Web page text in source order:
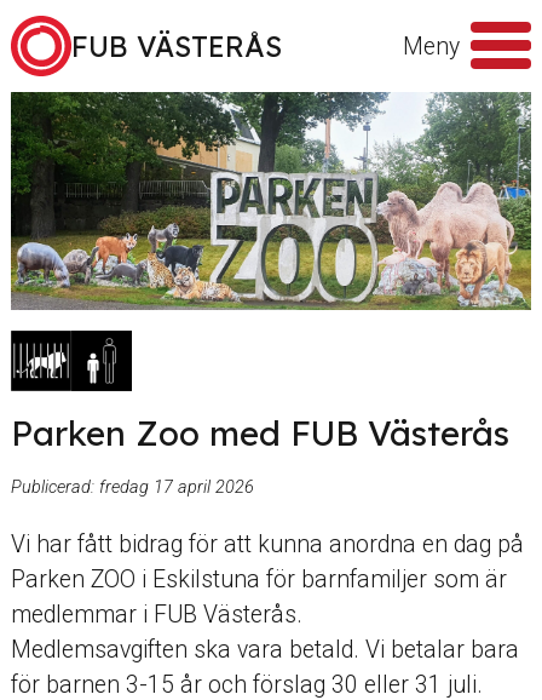
Hoppa till innehåll
FUB VÄSTERÅS Meny
Sök
efter
Parken Zoo med FUB Västerås
Publicerad: fredag 17 april 2026
Vi har fått bidrag för att kunna anordna en dag på
Parken ZOO i Eskilstuna för barnfamiljer som är
medlemmar i FUB Västerås.
Medlemsavgiften ska vara betald. Vi betalar bara
för barnen 3-15 år och förslag 30 eller 31 juli.